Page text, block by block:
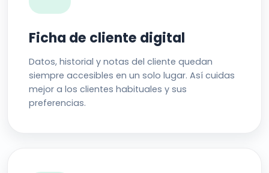
Ficha de cliente digital
Datos, historial y notas del cliente quedan
siempre accesibles en un solo lugar. Así cuidas
mejor a los clientes habituales y sus
preferencias.